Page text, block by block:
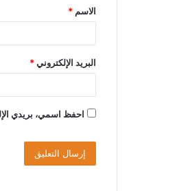
*
الاسم *
البريد الإلكتروني*
احفظ اسمي، بريدي